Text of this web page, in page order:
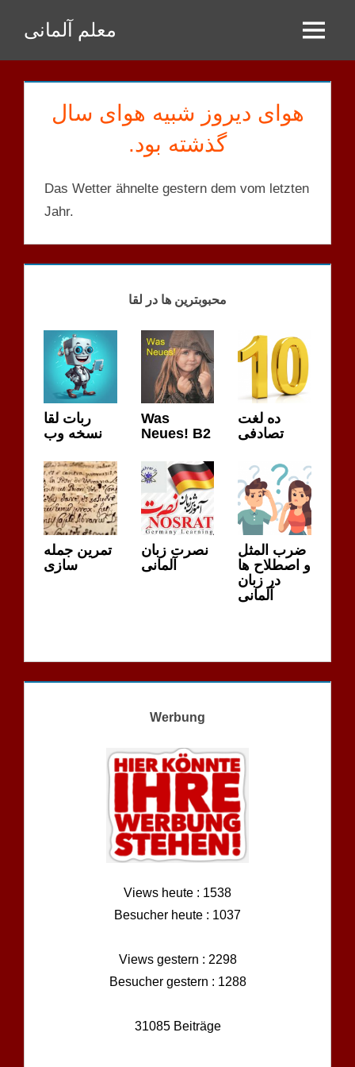
Inhalt
springen
معلم آلمانی Menu
هوای دیروز شبیه هوای سال
گذشته بود.
Das Wetter ähnelte gestern dem vom letzten
Jahr.
محبوبترین ها در لقا
ربات لقا
نسخه وب
Was
Neues! B2
ده لغت
تصادفی
تمرین جمله
سازی
نصرت زبان
آلمانی
ضرب المثل
و اصطلاح ها
در زبان
آلمانی
Werbung
Views heute : 1538
Besucher heute : 1037
Views gestern : 2298
Besucher gestern : 1288
31085 Beiträge